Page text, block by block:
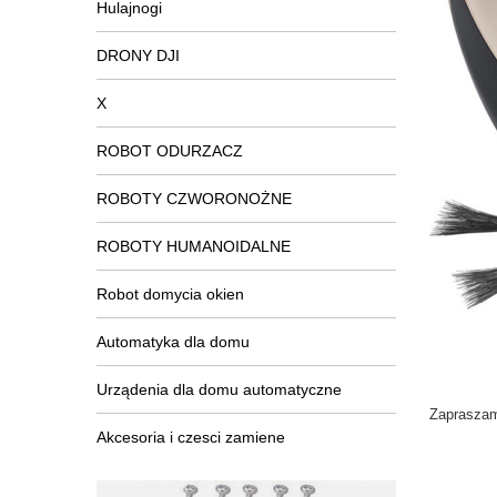
Hulajnogi
DRONY DJI
X
ROBOT ODURZACZ
ROBOTY CZWORONOŻNE
ROBOTY HUMANOIDALNE
Robot domycia okien
Automatyka dla domu
Urządenia dla domu automatyczne
Akcesoria i czesci zamiene